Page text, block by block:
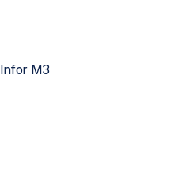
Infor M3